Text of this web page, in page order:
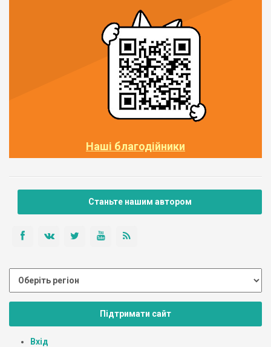
Наші благодійники
Станьте нашим автором
Підтримати сайт
Вхід